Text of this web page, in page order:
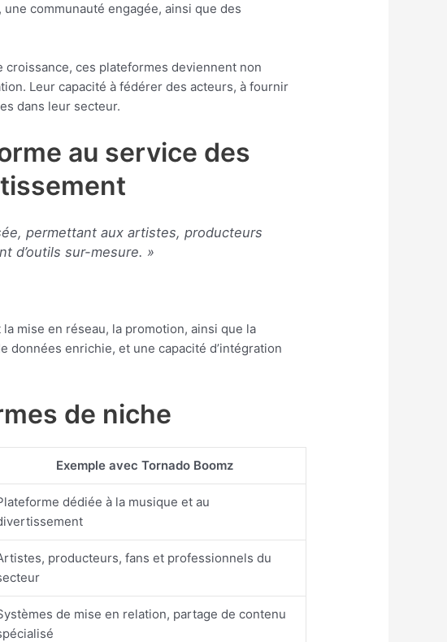
communauté engagée, ainsi que des
ces plateformes deviennent non
Leur capacité à fédérer des acteurs, à fournir
dans leur secteur.
au service des
permettant aux artistes, producteurs
d’outils sur-mesure. »
mise en réseau, la promotion, ainsi que la
enrichie, et une capacité d’intégration
de niche
Exemple avec Tornado Boomz
dédiée à la musique et au
producteurs, fans et professionnels du
de mise en relation, partage de contenu